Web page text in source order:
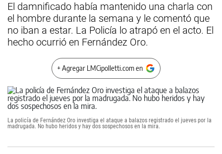
El damnificado había mantenido una charla con
el hombre durante la semana y le comentó que
no iban a estar. La Policía lo atrapó en el acto. El
hecho ocurrió en Fernández Oro.
+ Agregar LMCipolletti.com en
La policía de Fernández Oro investiga el ataque a balazos registrado el jueves por la
madrugada. No hubo heridos y hay dos sospechosos en la mira.